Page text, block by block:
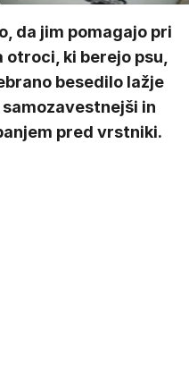
da jim pomagajo pri
otroci, ki berejo psu,
besedilo lažje
in
pred vrstniki.